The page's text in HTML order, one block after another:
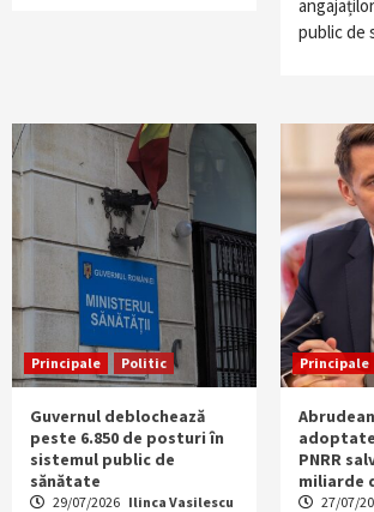
public
Principale Politic
Guvernul deblochează
peste 6.850 de posturi în
sistemul public de
sănătate
29/07/2026 Ilinca Vasilescu
Principale
PNRR
miliarde
27/07/